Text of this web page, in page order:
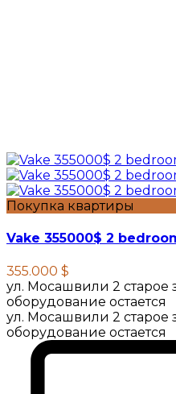
Покупка квартиры
Vake 355000$ 2
355.000 $
ул. Мосашвили 2 старое
оборудование остается
ул. Мосашвили 2 старое
оборудование остается